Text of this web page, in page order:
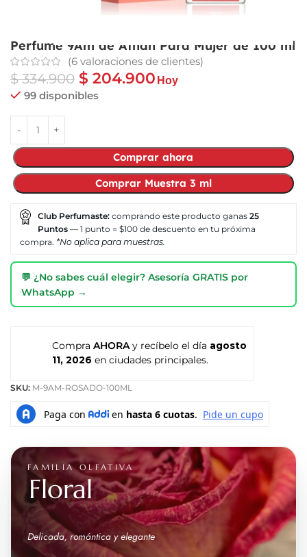
Perfume 9Am de Afnan Para Mujer de 100 ml
(6 valoraciones de clientes)
$334.900 $ 204.900 Hoy
99 disponibles
Comprar ahora
Comprar Muestra 3 ml
Club Perfumaste: comprando este producto ganas 25
Puntos — 1 punto = $100 de descuento en tu próxima
compra. *No aplica para muestras.
💬 ¿No sabes cuál elegir? Asesoría GRATIS por
WhatsApp →
Compra AHORA y recíbelo el día agosto
11, 2026 en ciudades principales.
SKU: M-9AM-ROSADO-100ML
FAMILIA OLFATIVA
Floral
Delicada, romántica y elegante